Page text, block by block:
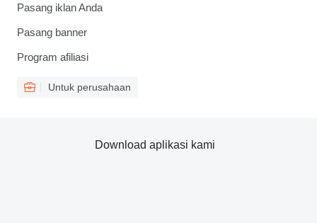
Pasang iklan Anda
Pasang banner
Program afiliasi
Untuk perusahaan
Download aplikasi kami